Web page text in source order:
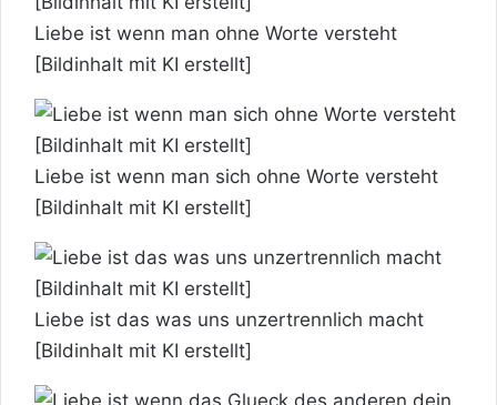
Liebe ist wenn man ohne Worte versteht
[Bildinhalt mit KI erstellt]
Liebe ist wenn man sich ohne Worte versteht
[Bildinhalt mit KI erstellt]
Liebe ist das was uns unzertrennlich macht
[Bildinhalt mit KI erstellt]